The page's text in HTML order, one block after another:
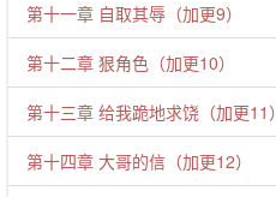
第十一章 自取其辱（加更9）
第十二章 狠角色（加更10）
第十三章 给我跪地求饶（加更11）
第十四章 大哥的信（加更12）